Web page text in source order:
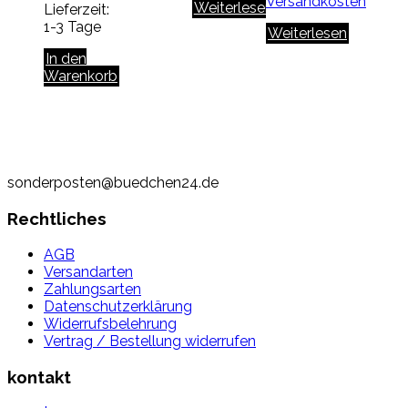
Lieferzeit:
1-3 Tage
In den
Warenkorb
Weiterlesen
Weiterlesen
sonderposten@buedchen24.de
Rechtliches
AGB
Versandarten
Zahlungsarten
Datenschutzerklärung
Widerrufsbelehrung
Vertrag / Bestellung widerrufen
kontakt